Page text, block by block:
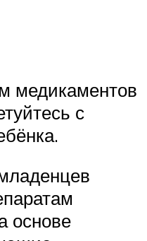
медикаментов
с
основе